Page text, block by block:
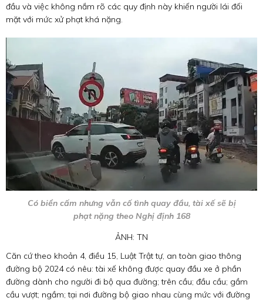
đầu và việc không nắm rõ các quy định này khiến người lái đối
mặt với mức xử phạt khá nặng.
Có biển cấm nhưng vẫn cố tình quay đầu, tài xế sẽ bị
phạt nặng theo Nghị định 168
ẢNH: TN
Căn cứ theo khoản 4, điều 15, Luật Trật tự, an toàn giao thông
đường bộ 2024 có nêu: tài xế không được quay đầu xe ở phần
đường dành cho người đi bộ qua đường; trên cầu; đầu cầu; gầm
cầu vượt; ngầm; tại nơi đường bộ giao nhau cùng mức với đường